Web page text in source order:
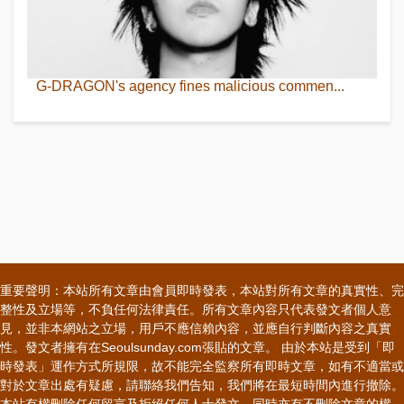
G-DRAGON's agency fines malicious commen...
重要聲明：本站所有文章由會員即時發表，本站對所有文章的真實性、完
整性及立場等，不負任何法律責任。所有文章內容只代表發文者個人意
見，並非本網站之立場，用戶不應信賴內容，並應自行判斷內容之真實
性。發文者擁有在Seoulsunday.com張貼的文章。 由於本站是受到「即
時發表」運作方式所規限，故不能完全監察所有即時文章，如有不適當或
對於文章出處有疑慮，請聯絡我們告知，我們將在最短時間內進行撤除。